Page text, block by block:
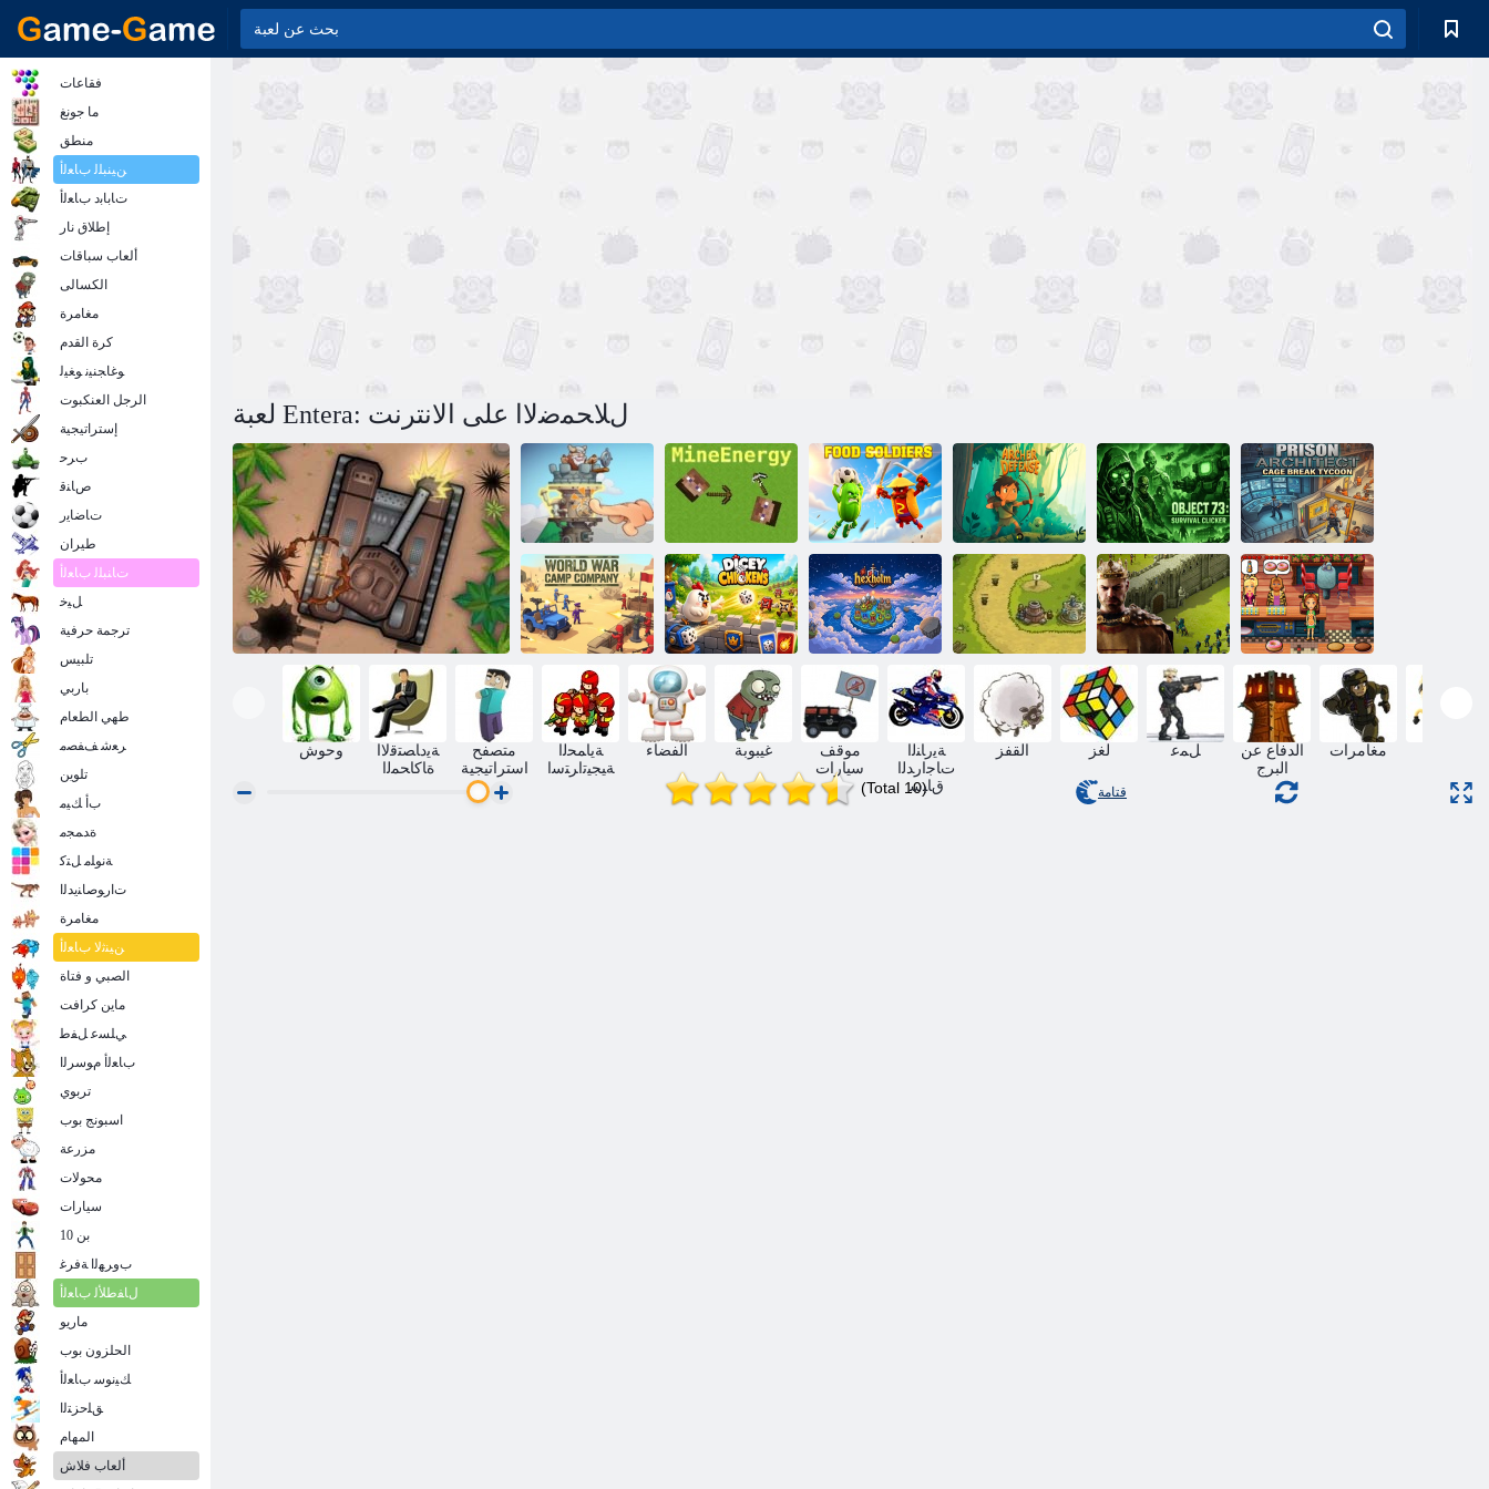
لعبة Entera: ﻝﻼ ﺤﻤﺿﻻ ﺍ على الانترنت
ﺝﺮﺒﻟﺍ ﻖﺤﺳ ﻦﻳﺪﻌﺘﻟﺍ ﺔﻗﺎﻃ ءﺍﺬﻐﻟﺍ ﺩﻮﻨﺟ ﻉﺎﻓﺪﻟﺍ ﺮﺸﺗﺭﺁ
ءﺎﻘﺒﻟﺍ ﺱﺮﻔﻟﺍ
:73 ﻦﺋﺎﻜﻟﺍ
ﺺﻔﻘﻟﺍ ﺔﺣﺍﺮﺘﺳﺍ
ﺐﻄﻗ :ﻦﺠﺴﻟﺍ
ﺱﺪﻨﻬﻣ
ﺔﻴﻤﻟﺎﻌﻟﺍ ﺏﺮﺤﻟﺍ
ﺮﻜﺴﻌﻣ ﺔﻛﺮﺷ
ﻩﻮﺒﺸﻤﻟﺍ ﺝﺎﺟﺪﻟﺍ ﻢﻟﻮﻬﺴﻜﻴﻫ المملكة راش
سي iPlayer
الإمبراطورية
أون لاين 2
ﺓﺪﻳﺪﺟ ﺔﻳﺍﺪﺑ
ﻲﻠﻴﻣﺍ ﺬﻳﺬﻟ
وحوش
ﺔﻳﺩﺎﺼﺘﻗﻻ ﺍ
ﺓﺎﻛﺎﺤﻤﻟﺍ
متصفح
استراتيجية
ﺔﻳﺎﻤﺤﻟﺍ
ﺔﻴﺠﻴﺗﺍﺮﺘﺳﺍ
الفضاء غيبوبة
موقف
سيارات
ﺔﻳﺭﺎﻨﻟﺍ
ﺕﺎﺟﺍﺭﺪﻟﺍ
ﻕﺎﺒﺳ
القفز لغز ﻞﻤﻋ
الدفاع عن
البرج
مغامرات
(Total 10) قتامة
فقاعات
ما جونغ
منطق
ﻦﻴﻨﺒﻠﻟ ﺏﺎﻌﻟﺃ
ﺕﺎﺑﺎﺑﺩ ﺏﺎﻌﻟﺃ
إطلاق نار
ألعاب سباقات
الكسالى
مغامرة
كرة القدم
ﻮﻏﺎﺠﻨﻴﻧ ﻮﻐﻴﻟ
الرجل العنكبوت
إستراتيجية
ﺏﺮﺣ
ﺹﺎﻨﻗ
ﺕﺎﺿﺎﻳﺭ
طيران
ﺕﺎﻨﺒﻠﻟ ﺏﺎﻌﻟﺃ
ﻞﻴﺧ
ترجمة حرفية
تلبيس
باربي
طهي الطعام
ﺮﻌﺷ ﻒﻔﺼﻣ
تلوين
ﺏﺃ ﻚﻴﻣ
ﺓﺪﻤﺠﻣ
ﺔﻧﻮﻠﻣ ﻞﺘﻛ
ﺕﺍﺭﻮﺻﺎﻨﻳﺪﻟﺍ
مغامرة
ﻦﻴﻨﺛﻻ ﺏﺎﻌﻟﺃ
الصبي و فتاة
ماين كرافت
ﻲﻠﺴﻋ ﻞﻔﻃ
ﺏﺎﻌﻟﺃ ﻡﻮﺳﺮﻟﺍ
تربوي
اسبونج بوب
مزرعة
محولات
سيارات
بن 10
ﺏﻭﺮﻬﻟﺍ ﺔﻓﺮﻏ
ﻝﺎﻔﻃﻸ ﻟ ﺏﺎﻌﻟﺃ
ماريو
الحلزون بوب
ﻚﻴﻧﻮﺳ ﺏﺎﻌﻟﺃ
ﻖﻠﺣﺰﺘﻟﺍ
المهام
ألعاب فلاش